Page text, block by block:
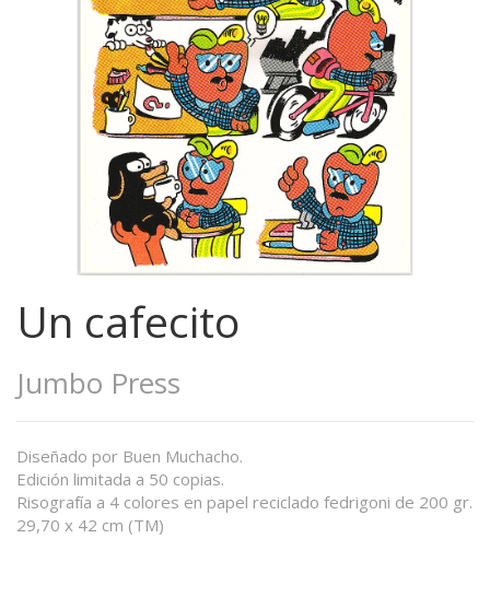
Un cafecito
Jumbo Press
Diseñado por Buen Muchacho.
Edición limitada a 50 copias.
Risografía a 4 colores en papel reciclado fedrigoni de 200 gr.
29,70 x 42 cm (TM)